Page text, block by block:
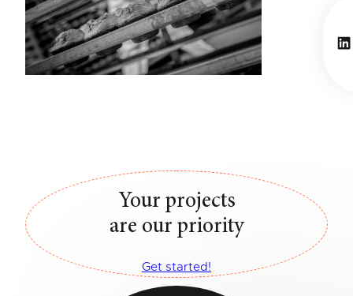
Your projects
are our priority
Get started!